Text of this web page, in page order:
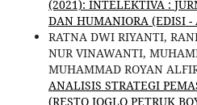
(2021): INTELEKTIVA :
DAN HUMANIORA (EDISI -
RATNA DWI RIYANTI,
NUR VINAWANTI,
MUHAMMAD ROYAN
ANALISIS STRATEGI
(RESTO JOGLO PETRUK